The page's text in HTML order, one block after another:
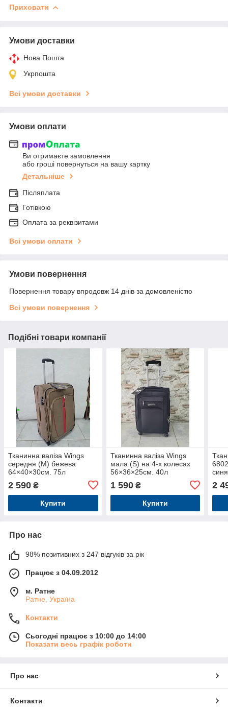
Приховати
Умови доставки
Нова Пошта
Укрпошта
Всі умови доставки
Умови оплати
Ви отримаєте замовлення
або гроші повернуться на вашу картку
Детальніше
Післяплата
Готівкою
Оплата за реквізитами
Всі умови оплати
Умови повернення
Повернення товару впродовж 14 днів за домовленістю
Всі умови повернення
Подібні товари компанії
Тканинна валіза Wings
середня (М) бежева
64×40×30см. 75л
2 590 ₴
Купити
Тканинна валіза Wings
мала (S) на 4-х колесах
56×36×25см. 40л
1 590₴
Купити
2
Про нас
98% позитивних з 247 відгуків за рік
Працює з 04.09.2012
м. Ратне
Ратне, Україна
Контакти
Сьогодні працює з 10:00 до 14:00
Показати весь графік роботи
Про нас
Контакти